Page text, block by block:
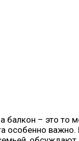
балкон – это то
особенно важно.